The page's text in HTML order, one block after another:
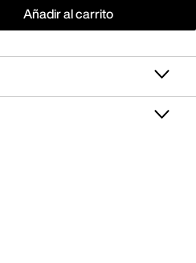
Añadir al carrito